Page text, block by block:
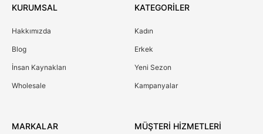
KURUMSAL
Hakkımızda
Blog
İnsan Kaynakları
Wholesale
KATEGORİLER
Kadın
Erkek
Yeni Sezon
Kampanyalar
MARKALAR MÜŞTERİ HİZMETLERİ